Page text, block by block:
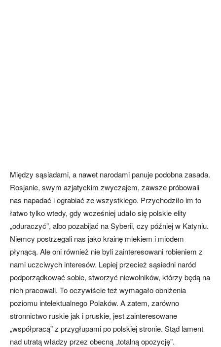
Między sąsiadami, a nawet narodami panuje podobna zasada.
Rosjanie, swym azjatyckim zwyczajem, zawsze próbowali
nas napadać i ograbiać ze wszystkiego. Przychodziło im to
łatwo tylko wtedy, gdy wcześniej udało się polskie elity
„oduraczyć”, albo pozabijać na Syberii, czy później w Katyniu.
Niemcy postrzegali nas jako krainę mlekiem i miodem
płynącą. Ale oni również nie byli zainteresowani robieniem z
nami uczciwych interesów. Lepiej przecież sąsiedni naród
podporządkować sobie, stworzyć niewolników, którzy będą na
nich pracowali. To oczywiście też wymagało obniżenia
poziomu intelektualnego Polaków. A zatem, zarówno
stronnictwo ruskie jak i pruskie, jest zainteresowane
„współpracą” z przygłupami po polskiej stronie. Stąd lament
nad utratą władzy przez obecną „totalną opozycję”.